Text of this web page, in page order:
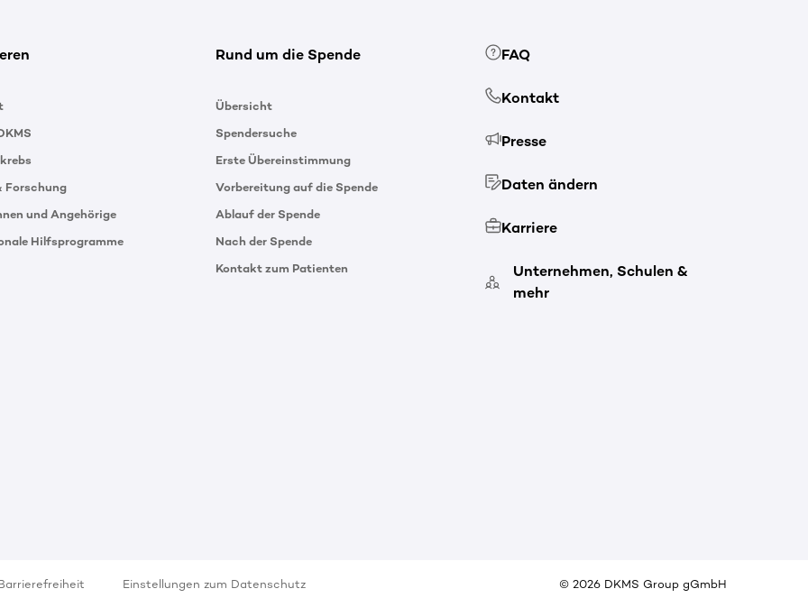
Forschung
und Angehörige
Hilfsprogramme
Rund um die Spende
Übersicht
Spendersuche
Erste Übereinstimmung
Vorbereitung auf die Spende
Ablauf der Spende
Nach der Spende
Kontakt zum Patienten
FAQ
Kontakt
Presse
Daten ändern
Karriere
Unternehmen, Schulen &
mehr
Einstellungen zum Datenschutz © 2026 DKMS Group gGmbH